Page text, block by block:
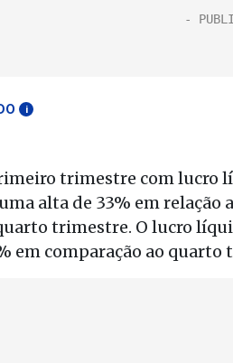
i
trimestre com lucro
alta de 33% em relação
trimestre. O lucro
em comparação ao quarto